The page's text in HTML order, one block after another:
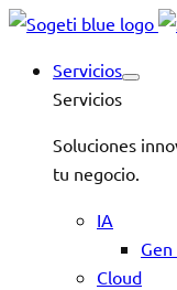
Servicios
Servicios
Soluciones
tu negocio.
IA
Gen
Cloud